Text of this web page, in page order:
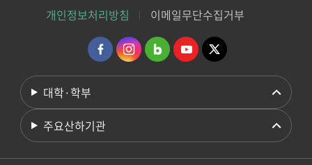
개인정보처리방침 이메일무단수집거부
대학·학부
주요산하기관